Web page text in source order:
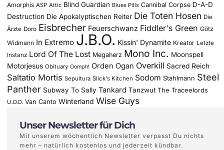
Amorphis ASP Attic Blind Guardian Blues Pills Cannibal Corpse D-A-D
Destruction Die Apokalyptischen Reiter Die Toten Hosen Die
Ärzte Doro Eisbrecher Feuerschwanz Fiddler's Green Götz
Widmann In Extremo J.B.O. Kissin' Dynamite Kreator Letzte
Instanz Lord Of The Lost Megaherz Mono Inc. Moonspell
Motorjesus Obituary Oomph! Orden Ogan Overkill Sacred Reich
Saltatio Mortis Sepultura Slick's Kitchen Sodom Stahlmann Steel
Panther Subway To Sally Tankard Tanzwut The Traceelords
U.D.O. Van Canto Winterland Wise Guys
Unser Newsletter für Dich
Mit unserem wöchentlich Newsletter verpasst Du nichts
mehr – natürlich kostenlos und jederzeit kündbar.